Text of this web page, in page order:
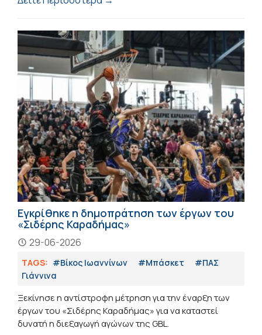
Εγκρίθηκε η δημοπράτηση των έργων του
«Σιδέρης Καραδήμας»
29-06-2026
TAGS: #Βίκος Ιωαννίνων #Μπάσκετ
#ΠΑΣ
Γιάννινα
Ξεκίνησε η αντίστροφη μέτρηση για την έναρξη των
έργων του «Σιδέρης Καραδήμας» για να καταστεί
δυνατή η διεξαγωγή αγώνων της GBL.